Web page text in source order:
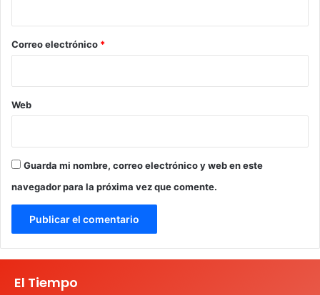
*
Correo electrónico *
Web
Guarda mi nombre, correo electrónico y web en este
navegador para la próxima vez que comente.
El Tiempo